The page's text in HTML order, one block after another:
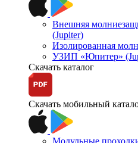
Внешняя
(Jupiter)
Изолированная
УЗИП «Юпитер»
Скачать каталог
Скачать мобильный
Модульные